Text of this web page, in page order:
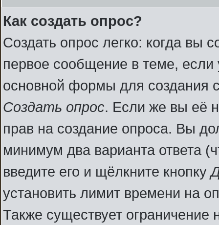
Как создать опрос?
Создать опрос легко: когда вы
первое сообщение в теме, если
основной формы для создания
Создать опрос. Если же вы её
прав на создание опроса. Вы
минимум два варианта ответа
введите его и щёлкните кнопку
установить лимит времени на
Также существует ограничение